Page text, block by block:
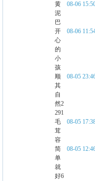
08-06
黄
泥
巴
08-06
开
心
的
小
孩
08-05
顺
其
自
然2
291
08-05
毛
茸
容
08-05
简
单
就
好6